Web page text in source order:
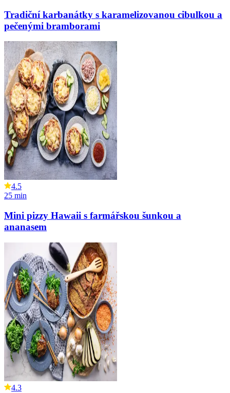
Tradiční karbanátky s karamelizovanou cibulkou a
pečenými bramborami
4.5
25 min
Mini pizzy Hawaii s farmářskou šunkou a
ananasem
4.3